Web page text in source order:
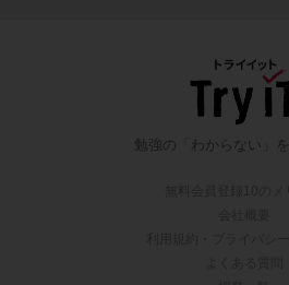
勉強の「わからない」